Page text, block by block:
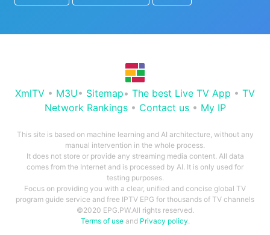
XmlTV • M3U• Sitemap• The best Live TV App • TV
Network Rankings• Contact us• My IP
This site is based on machine learning and AI architecture, without any
manual intervention in the whole process.
It does not store or provide any streaming media content. All data
comes from the Internet and is processed by AI. It is only used for
testing purposes.
Focus on providing you with a clear, unified and concise global TV
program guide service and free IPTV EPG for thousands of TV channels
©2020 EPG.PW.All rights reserved.
Terms of useand Privacy policy.